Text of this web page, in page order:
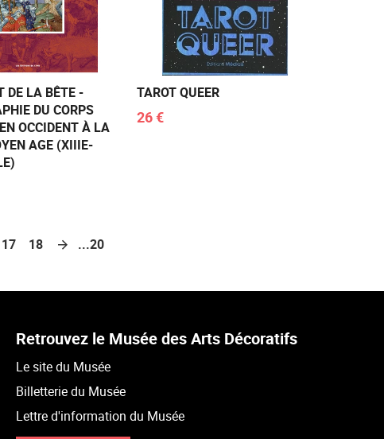
DE LA BÊTE -
DU CORPS
OCCIDENT À LA
AGE (XIIIE-
TAROT QUEER
26 €
17 18 ...20
Retrouvez le Musée des Arts Décoratifs
Le site du Musée
Billetterie du Musée
Lettre d'information du Musée